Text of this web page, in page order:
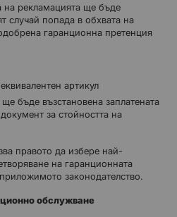
на рекламацията ще бъде
случай попада в обхвата на
гаранционна претенция
артикул
бъде възстановена заплатената
за стойността на
правото да избере най-
на гаранционната
законодателство.
обслужване